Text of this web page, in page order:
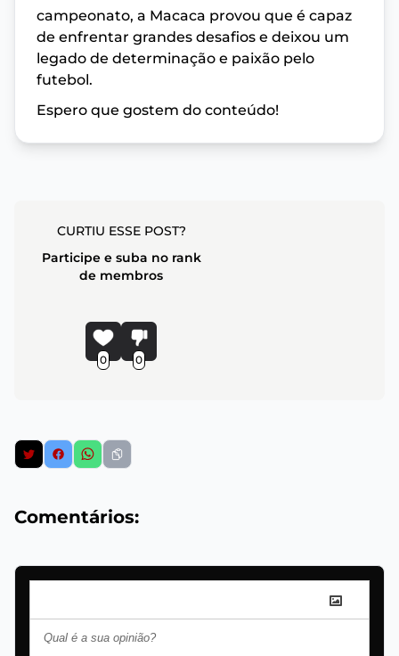
campeonato, a Macaca provou que é capaz
de enfrentar grandes desafios e deixou um
legado de determinação e paixão pelo
futebol.
Espero que gostem do conteúdo!
CURTIU ESSE POST?
Participe e suba no rank
de membros
0 0
Comentários: